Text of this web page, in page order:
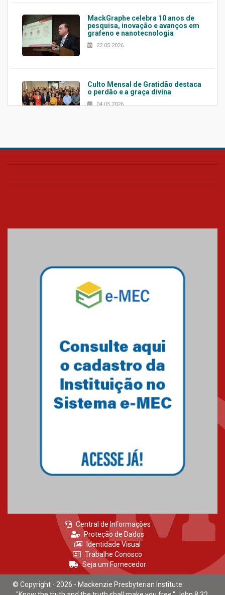
MackGraphe celebra 10 anos de
pesquisa, inovação e avanços em
grafeno e nanotecnologia
22.05.2026
Culto Mensal de Gratidão destaca
o perdão e a graça divina
04.05.2026
Confira como foi o culto mensal
Mackenzie mobiliza campanha
solidária para apoiar famílias em
Minas Gerais
Primeiro culto do ano ressalta o
27.02.2026
Central de Informações
Proteção de Dados
Identidade Visual
Trabalhe Conosco
Seja um Fornecedor
© Copyright - 2026 - Mackenzie Presbyterian Institute